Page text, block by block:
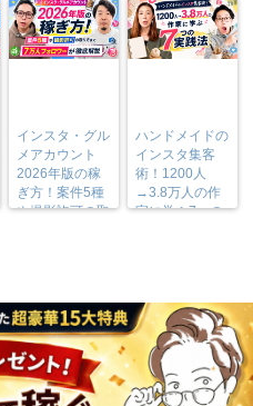
インスタ・グル
メアカウント
2026年版の稼
ぎ方！案件5種
や撮影許可の取
ハンドメイドの
インスタ集客
術！1200人
→3.8万人の作
家に学ぶ7つの